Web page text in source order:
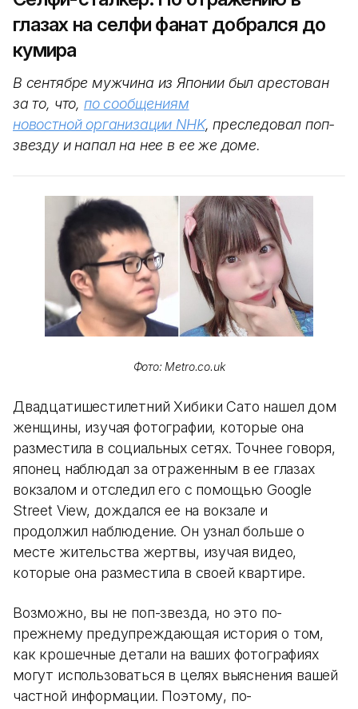
глазах на селфи фанат добрался до
кумира
В сентябре мужчина из Японии был арестован
за то, что, по сообщениям
новостной организации NHK, преследовал поп-
звезду и напал на нее в ее же доме.
Фото: Metro.co.uk
Двадцатишестилетний Хибики Сато нашел дом
женщины, изучая фотографии, которые она
разместила в социальных сетях. Точнее говоря,
японец наблюдал за отраженным в ее глазах
вокзалом и отследил его с помощью Google
Street View, дождался ее на вокзале и
продолжил наблюдение. Он узнал больше о
месте жительства жертвы, изучая видео,
которые она разместила в своей квартире.
Возможно, вы не поп-звезда, но это по-
прежнему предупреждающая история о том,
как крошечные детали на ваших фотографиях
могут использоваться в целях выяснения вашей
частной информации. Поэтому, по-